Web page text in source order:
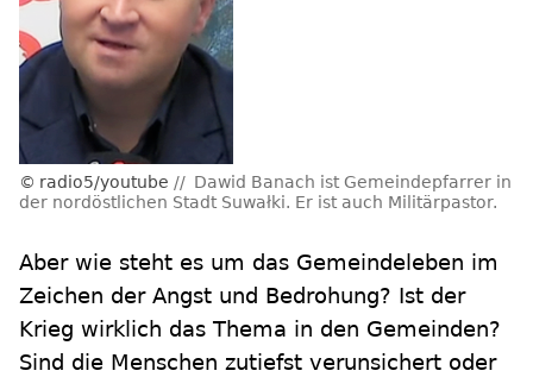
radio5/youtube
Dawid Banach ist Gemeindepfarrer in
der nordöstlichen Stadt Suwałki. Er ist auch Militärpastor.
Aber wie steht es um das Gemeindeleben im
Zeichen der Angst und Bedrohung? Ist der
Krieg wirklich das Thema in den Gemeinden?
Sind die Menschen zutiefst verunsichert oder